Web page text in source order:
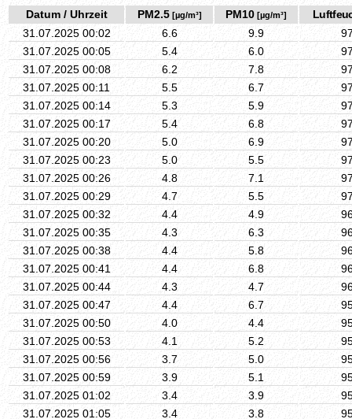
Datum / Uhrzeit PM2.5[µg/m³] PM10 [µg/m³]
31.07.2025 00:02
6.6 9.9
31.07.2025 00:05
5.4 6.0
31.07.2025 00:08
6.2 7.8
31.07.2025 00:11
5.5 6.7
31.07.2025 00:14
5.3 5.9
31.07.2025 00:17
5.4 6.8
31.07.2025 00:20
5.0 6.9
31.07.2025 00:23
5.0 5.5
31.07.2025 00:26
4.8 7.1
31.07.2025 00:29
4.7 5.5
31.07.2025 00:32
4.4 4.9
31.07.2025 00:35
4.3 6.3
31.07.2025 00:38
4.4 5.8
31.07.2025 00:41
4.4 6.8
31.07.2025 00:44
4.3 4.7
31.07.2025 00:47
4.4 6.7
31.07.2025 00:50
4.0 4.4
31.07.2025 00:53
4.1 5.2
31.07.2025 00:56
3.7 5.0
31.07.2025 00:59
3.9 5.1
31.07.2025 01:02
3.4 3.9
31.07.2025 01:05
3.4 3.8